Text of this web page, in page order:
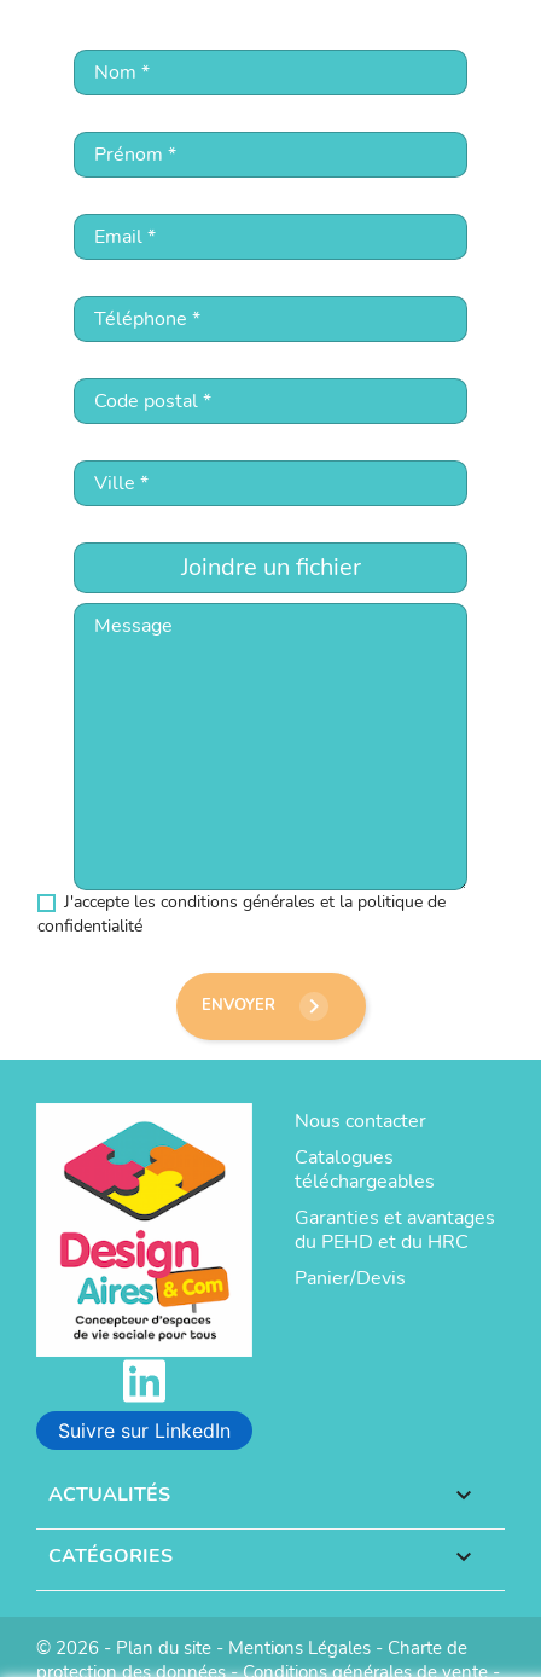
Joindre un fichier
J'accepte les conditions générales et la politique de
confidentialité
ENVOYER keyboard_arrow_right
Suivre sur LinkedIn
Nous contacter
Catalogues
téléchargeables
Garanties et avantages
du PEHD et du HRC
Panier/Devis
ACTUALITÉS 
CATÉGORIES 
© 2026 - Plan du site - Mentions Légales - Charte de
protection des données-Conditions générales de vente-